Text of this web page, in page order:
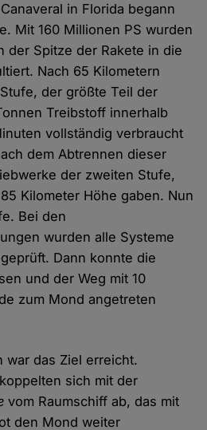
in Florida begann
Mit 160 Millionen PS wurden
der Spitze der Rakete in die
Nach 65 Kilometern
der größte Teil der
Treibstoff innerhalb
vollständig verbraucht
dem Abtrennen dieser
der zweiten Stufe,
Kilometer Höhe gaben. Nun
Bei den
wurden alle Systeme
Dann konnte die
und der Weg mit 10
zum Mond angetreten
war das Ziel erreicht.
sich mit der
vom Raumschiff ab, das mit
den Mond weiter